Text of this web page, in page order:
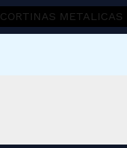
CORTINAS METALICAS